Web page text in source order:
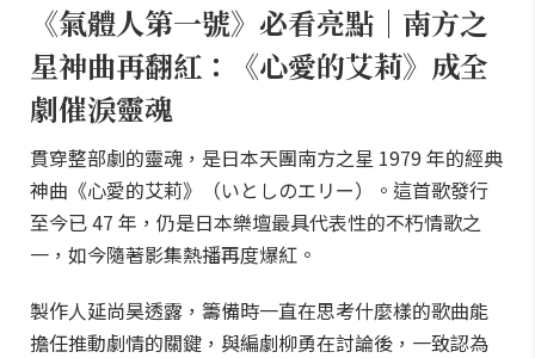
《氣體人第一號》必看亮點｜南方之
星神曲再翻紅：《心愛的艾莉》成全
劇催淚靈魂
貫穿整部劇的靈魂，是日本天團南方之星 1979 年的經典
神曲《心愛的艾莉》（いとしのエリー）。這首歌發行
至今已 47 年，仍是日本樂壇最具代表性的不朽情歌之
一，如今隨著影集熱播再度爆紅。
製作人延尚昊透露，籌備時一直在思考什麼樣的歌曲能
擔任推動劇情的關鍵，與編劇柳勇在討論後，一致認為